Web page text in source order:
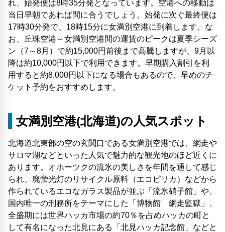
れ、始発便は8時35分発となっています。空港への移動は
当日早朝であれば間に合うでしょう。始発に次ぐ最終便は
17時30分発で、18時15分に女満別空港に到着します。な
お、丘珠空港～女満別空港間の運賃のピークは夏季シーズ
ン（7～8月）で約15,000円前後まで高騰しますが、9月以
降は約10,000円以下で利用できます。早期購入割引を利
用すると約8,000円以下になる場合もあるので、早めのチ
ケット予約をおすすめします。
女満別空港(北海道)の人気スポット
北海道北東部の空の玄関口である女満別空港では、網走や
サロマ湖などといった人気で魅力的な観光地のほど近くに
あります。オホーツクの流氷の美しさを年間を通して感じ
られ、廃蛍光灯のリサイクル原料（エコピリカ）などから
作られているエコなガラス製品が並ぶ「流氷硝子館」や、
国内唯一の刑務所をテーマにした「博物館 網走監獄」、
全盛期には世界ハッカ市場の約70％を占めハッカの町と
して有名になった北見にある「北見ハッカ記念館」などと